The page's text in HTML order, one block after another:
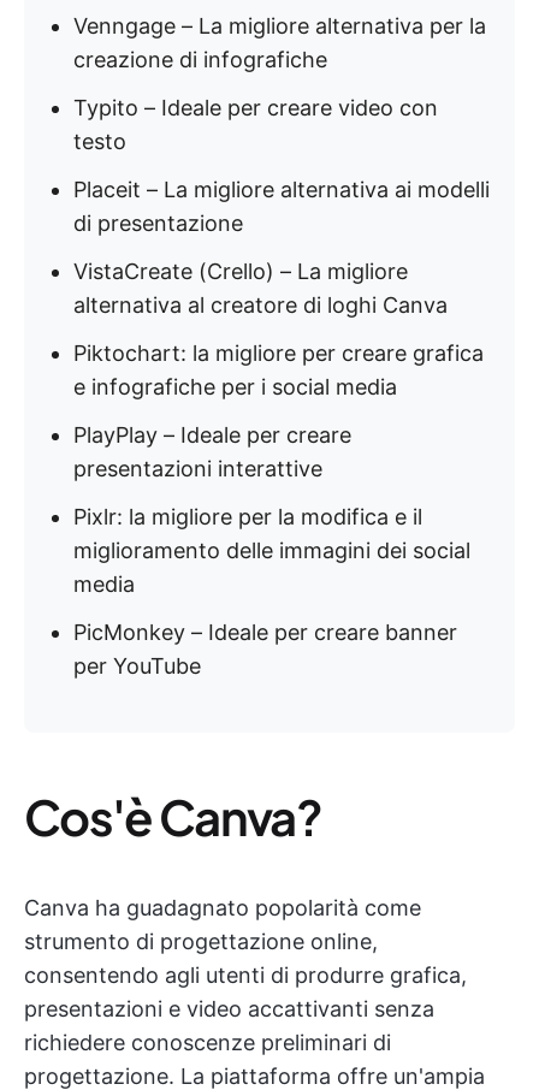
Venngage – La migliore alternativa per la
creazione di infografiche
Typito – Ideale per creare video con
testo
Placeit – La migliore alternativa ai modelli
di presentazione
VistaCreate (Crello) – La migliore
alternativa al creatore di loghi Canva
Piktochart: la migliore per creare grafica
e infografiche per i social media
PlayPlay – Ideale per creare
presentazioni interattive
Pixlr: la migliore per la modifica e il
miglioramento delle immagini dei social
media
PicMonkey – Ideale per creare banner
per YouTube
Cos'è Canva?
Canva ha guadagnato popolarità come
strumento di progettazione online,
consentendo agli utenti di produrre grafica,
presentazioni e video accattivanti senza
richiedere conoscenze preliminari di
progettazione. La piattaforma offre un'ampia